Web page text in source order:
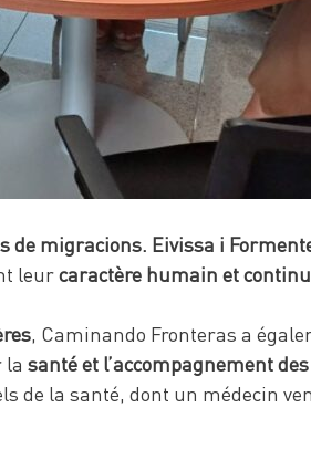
de migracions. Eivissa i
leurcaractère humain et continu
, Caminando Fronteras a
la santé et l’accompagnement
de la santé, dont un médecin